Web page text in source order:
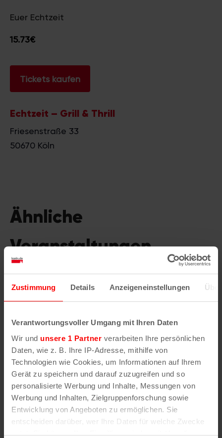
Zustimmung Details Anzeigeneinstellungen
Verantwortungsvoller Umgang mit Ihren Daten
Wir und unsere 1 Partner verarbeiten Ihre persönlichen
Daten, wie z. B. Ihre IP-Adresse, mithilfe von
Technologien wie Cookies, um Informationen auf Ihrem
Gerät zu speichern und darauf zuzugreifen und so
personalisierte Werbung und Inhalte, Messungen von
Werbung und Inhalten, Zielgruppenforschung sowie
Entwicklung von Angeboten zu ermöglichen. Sie
entscheiden darüber, wer Ihre Daten für welche Zwecke
nutzt. Sie können Ihre Einwilligung jederzeit über die
Euer Echtzeit
15.73€
Tickets kaufen
Echtzeit – Grill & Thrill
Friesenstraße 33
50670 Köln
Ähnliche
Veranstaltungen